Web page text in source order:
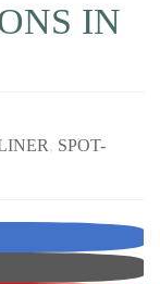
IN
, SPOT-